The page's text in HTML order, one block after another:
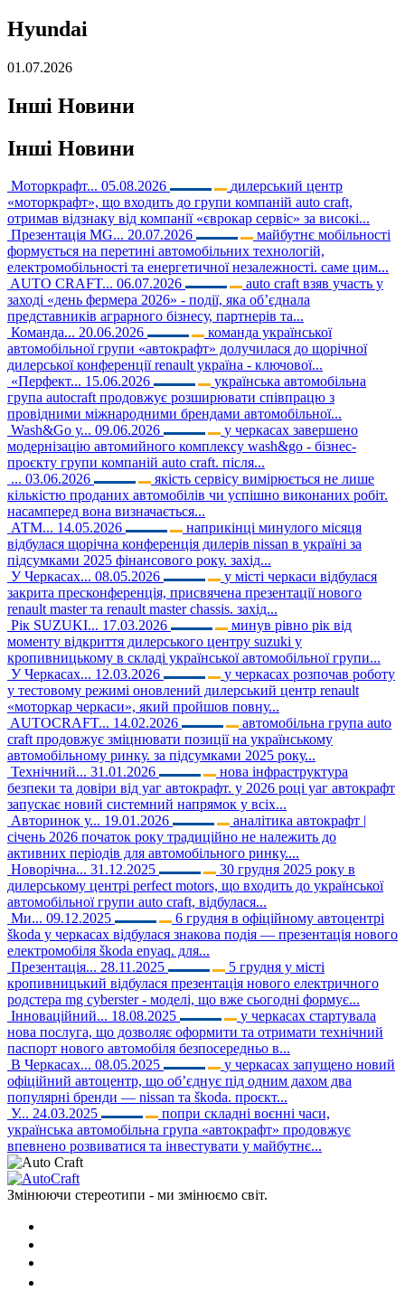
Hyundai
01.07.2026
Інші Новини
Інші Новини
Моторкрафт... 05.08.2026
дилерський центр
«моторкрафт», що входить до групи компаній auto craft,
отримав відзнаку від компанії «єврокар сервіс» за високі...
Презентація MG... 20.07.2026
майбутнє мобільності
формується на перетині автомобільних технологій,
електромобільності та енергетичної незалежності. саме цим...
AUTO CRAFT... 06.07.2026
auto craft взяв участь у
заході «день фермера 2026» - події, яка об’єднала
представників аграрного бізнесу, партнерів та...
Команда... 20.06.2026
команда української
автомобільної групи «автокрафт» долучилася до щорічної
дилерської конференції renault україна - ключової...
«Перфект... 15.06.2026
українська автомобільна
група autocraft продовжує розширювати співпрацю з
провідними міжнародними брендами автомобільної...
Wash&Go у... 09.06.2026
у черкасах завершено
модернізацію автомийного комплексу wash&go - бізнес-
проєкту групи компаній auto craft. після...
... 03.06.2026
якість сервісу вимірюється не лише
кількістю проданих автомобілів чи успішно виконаних робіт.
насамперед вона визначається...
АТМ... 14.05.2026
наприкінці минулого місяця
відбулася щорічна конференція дилерів nissan в україні за
підсумками 2025 фінансового року. захід...
У Черкасах... 08.05.2026
у місті черкаси відбулася
закрита пресконференція, присвячена презентації нового
renault master та renault master chassis. захід...
Рік SUZUKI... 17.03.2026
минув рівно рік від
моменту відкриття дилерського центру suzuki у
кропивницькому в складі української автомобільної групи...
У Черкасах... 12.03.2026
у черкасах розпочав роботу
у тестовому режимі оновлений дилерський центр renault
«моторкар черкаси», який пройшов повну...
AUTOCRAFT... 14.02.2026
автомобільна група auto
craft продовжує зміцнювати позиції на українському
автомобільному ринку. за підсумками 2025 року...
Технічний... 31.01.2026
нова інфраструктура
безпеки та довіри від уаг автокрафт. у 2026 році уаг автокрафт
запускає новий системний напрямок у всіх...
Авторинок у... 19.01.2026
аналітика автокрафт |
січень 2026 початок року традиційно не належить до
активних періодів для автомобільного ринку....
Новорічна... 31.12.2025
30 грудня 2025 року в
дилерському центрі perfect motors, що входить до української
автомобільної групи auto craft, відбулася...
Ми... 09.12.2025
6 грудня в офіційному автоцентрі
škoda у черкасах відбулася знакова подія — презентація нового
електромобіля škoda enyaq. для...
Презентація... 28.11.2025
5 грудня у місті
кропивницький відбулася презентація нового електричного
родстера mg cyberster - моделі, що вже сьогодні формує...
Інноваційний... 18.08.2025
у черкасах стартувала
нова послуга, що дозволяє оформити та отримати технічний
паспорт нового автомобіля безпосередньо в...
В Черкасах... 08.05.2025
у черкасах запущено новий
офіційний автоцентр, що об’єднує під одним дахом два
популярні бренди — nissan та škoda. проєкт...
У... 24.03.2025
попри складні воєнні часи,
українська автомобільна група «автокрафт» продовжує
впевнено розвиватися та інвестувати у майбутнє...
Змінюючи стереотипи - ми змінюємо світ.